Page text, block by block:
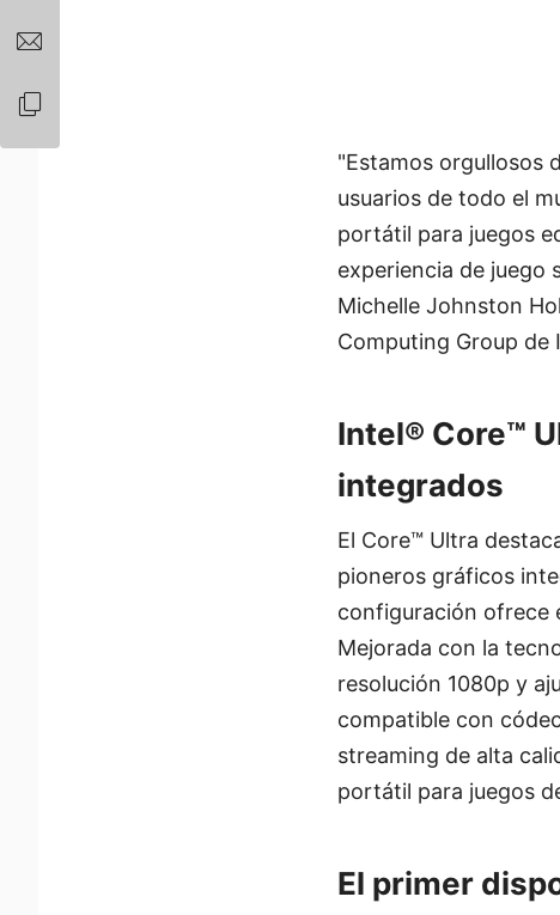
"Estamos orgullosos
usuarios de todo el
portátil para juegos
experiencia de juego
Michelle Johnston
Computing Group de
Intel® Core™
integrados
El Core™ Ultra
pioneros gráficos
configuración ofrece
Mejorada con la
resolución 1080p y
compatible con
streaming de alta
portátil para juegos
El primer